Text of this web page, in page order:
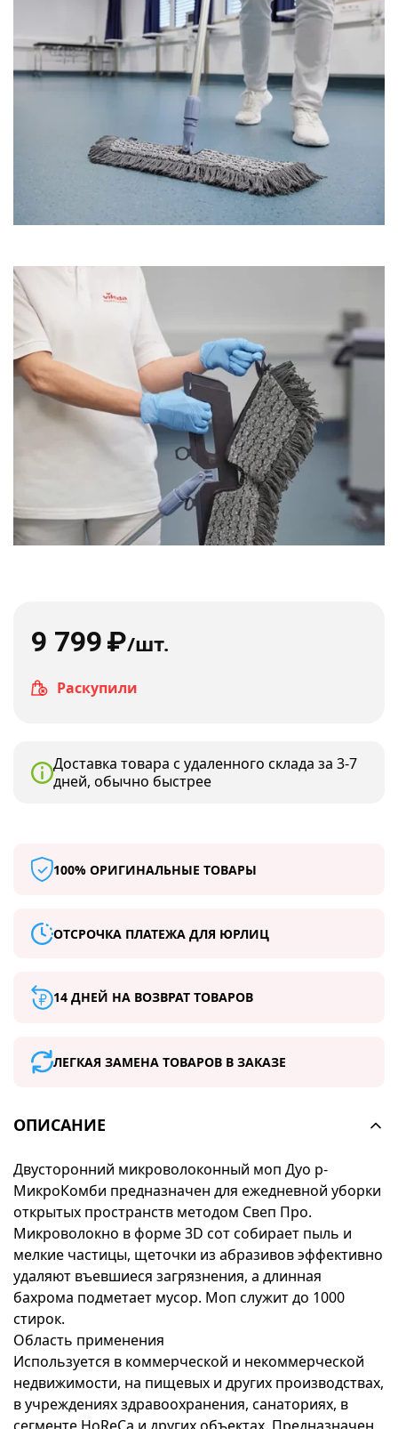
9 799₽/шт.
Раскупили
Доставка товара с удаленного склада за 3-7
дней, обычно быстрее
100% ОРИГИНАЛЬНЫЕ ТОВАРЫ
ОТСРОЧКА ПЛАТЕЖА ДЛЯ ЮРЛИЦ
14 ДНЕЙ НА ВОЗВРАТ ТОВАРОВ
ЛЕГКАЯ ЗАМЕНА ТОВАРОВ В ЗАКАЗЕ
ОПИСАНИЕ
Двусторонний микроволоконный моп Дуо р-
МикроКомби предназначен для ежедневной уборки
открытых пространств методом Свеп Про.
Микроволокно в форме 3D сот собирает пыль и
мелкие частицы, щеточки из абразивов эффективно
удаляют въевшиеся загрязнения, а длинная
бахрома подметает мусор. Моп служит до 1000
стирок.
Область применения
Используется в коммерческой и некоммерческой
недвижимости, на пищевых и других производствах,
в учреждениях здравоохранения, санаториях, в